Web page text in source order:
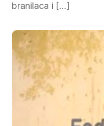
branilaca i […]